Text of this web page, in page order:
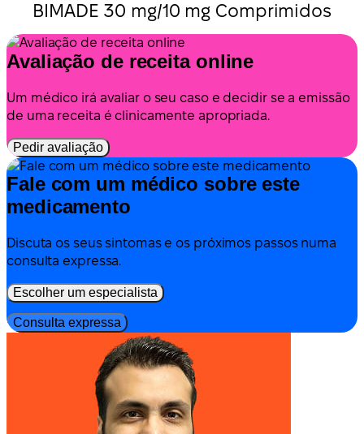
BIMADE 30 mg/10 mg Comprimidos
Avaliação de receita online
Um médico irá avaliar o seu caso e decidir se a emissão
de uma receita é clinicamente apropriada.
Pedir avaliação
Fale com um médico sobre este
medicamento
Discuta os seus sintomas e os próximos passos numa
consulta expressa.
Escolher um especialista
Consulta expressa